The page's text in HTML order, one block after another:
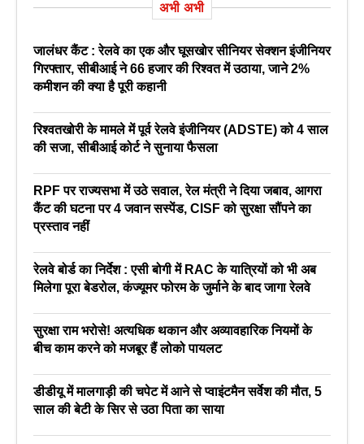
अभी अभी
जालंधर कैंट : रेलवे का एक और घूसखोर सीनियर सेक्शन इंजीनियर
गिरफ्तार, सीबीआई ने 66 हजार की रिश्वत में उठाया, जाने 2%
कमीशन की क्या है पूरी कहानी
रिश्वतखोरी के मामले में पूर्व रेलवे इंजीनियर (ADSTE) को 4 साल
की सजा, सीबीआई कोर्ट ने सुनाया फैसला
RPF पर राज्यसभा में उठे सवाल, रेल मंत्री ने दिया जबाव, आगरा
कैंट की घटना पर 4 जवान सस्पेंड, CISF को सुरक्षा सौंपने का
प्रस्ताव नहीं
रेलवे बोर्ड का निर्देश : एसी बोगी में RAC के यात्रियों को भी अब
मिलेगा पूरा बेडरोल, कंज्यूमर फोरम के जुर्माने के बाद जागा रेलवे
सुरक्षा राम भरोसे! अत्यधिक थकान और अव्यावहारिक नियमों के
बीच काम करने को मजबूर हैं लोको पायलट
डीडीयू में मालगाड़ी की चपेट में आने से प्वाइंटमैन सर्वेश की मौत, 5
साल की बेटी के सिर से उठा पिता का साया